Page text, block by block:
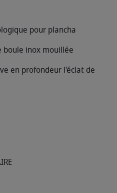
pour plancha
boule inox mouillée
en profondeur l'éclat de